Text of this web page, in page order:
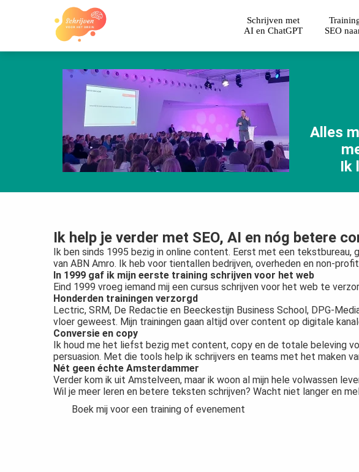
Schrijven met
AI en ChatGPT
SEO
Alles
Ik
Ik help je verder met SEO, AI en nóg betere
Ik ben sinds 1995 bezig in online content. Eerst met een
van ABN Amro. Ik heb voor tientallen bedrijven, overheden en non-
In 1999 gaf ik mijn eerste training schrijven voor het web
Eind 1999 vroeg iemand mij een cursus schrijven voor het web te
Honderden trainingen verzorgd
Lectric, SRM, De Redactie en Beeckestijn Business School, DPG-
vloer geweest. Mijn trainingen gaan altijd over content op digitale
Conversie en copy
Ik houd me het liefst bezig met content, copy en de totale beleving
persuasion. Met die tools help ik schrijvers en teams met het maken
Nét geen échte Amsterdammer
Verder kom ik uit Amstelveen, maar ik woon al mijn hele volwassen
Wil je meer leren en betere teksten schrijven? Wacht niet langer en
Boek mij voor een training of evenement